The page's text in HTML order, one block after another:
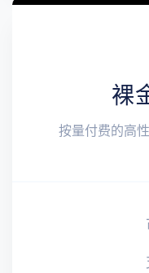
裸
按量付费的高